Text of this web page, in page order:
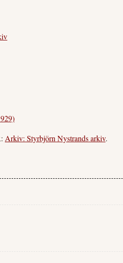
Arkiv: Styrbjörn Nystrands arkiv.